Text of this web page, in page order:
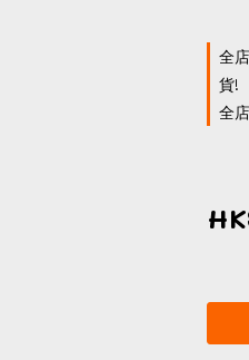
全
貨!
全